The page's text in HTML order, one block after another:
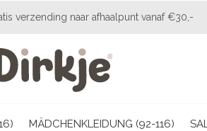
MÄDCHENKLEIDUNG (92-116)
verzending naar afhaalpunt vanaf €30,-